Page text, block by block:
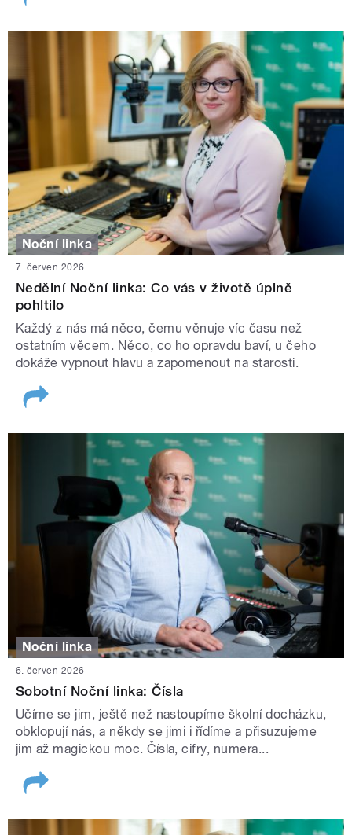
Noční linka
7. červen 2026
Nedělní Noční linka: Co vás v životě úplně
pohltilo
Každý z nás má něco, čemu věnuje víc času než
ostatním věcem. Něco, co ho opravdu baví, u čeho
dokáže vypnout hlavu a zapomenout na starosti.
Noční linka
6. červen 2026
Sobotní Noční linka: Čísla
Učíme se jim, ještě než nastoupíme školní docházku,
obklopují nás, a někdy se jimi i řídíme a přisuzujeme
jim až magickou moc. Čísla, cifry, numera...